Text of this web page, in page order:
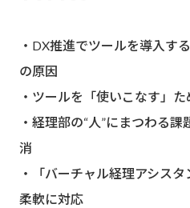
・DX推進でツールを導入す
の原因
・ツールを「使いこなす」
・経理部の“人”にまつわる
消
・「バーチャル経理アシス
柔軟に対応